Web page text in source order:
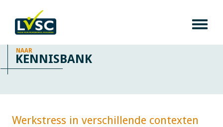
NAAR
KENNISBANK
Werkstress in verschillende contexten​​​​​​